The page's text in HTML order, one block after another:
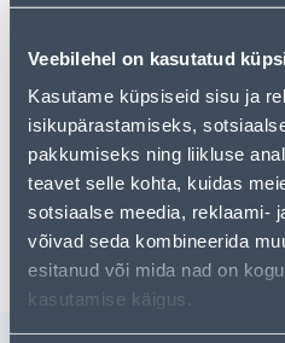
Veebilehel on kasutatud
Kasutame küpsiseid sisu ja
isikupärastamiseks,
pakkumiseks ning liikluse
teavet selle kohta, kuidas
sotsiaalse meedia, reklaami-
võivad seda kombineerida
esitanud või mida nad on
kasutamise käigus.
• Naiste mugav ja nägus vest
• XS suurus, sinist värvi
• Sobib kanda nii tööl kui
• 14-päevane
Tarne pole võimalik